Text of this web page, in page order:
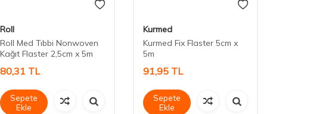
Roll
Roll Med Tıbbi Nonwoven
Kağıt Flaster 2,5cm x 5m
80,31 TL
Sepete
Ekle
Kurmed
Kurmed Fix Flaster 5cm x
5m
91,95 TL
Sepete
Ekle